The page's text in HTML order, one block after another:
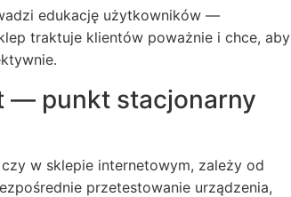
edukację użytkowników —
traktuje klientów poważnie i chce, aby
— punkt stacjonarny
w sklepie internetowym, zależy od
przetestowanie urządzenia,